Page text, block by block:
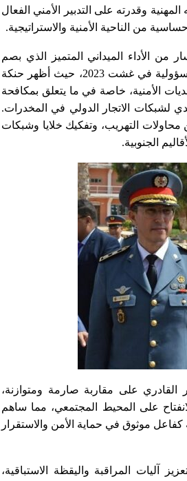
وقدرته على التدبير الأمني الفعال
من الناحية الأمنية والاستراتيجية.
من الأداء الميداني المتميز الذي بصم
عليه القادري منذ توليه المسؤولية في غشت 2023، حيث أظهر حنكة
الأمنية، خاصة في ما يتعلق بمكافحة
لشبكات الاتجار الدولي في المخدرات.
التهريب، وتفكيك خلايا وشبكات
الجنوبية.
القادري على مقاربة صارمة ومتوازنة،
على المحيط المجتمعي، مما ساهم
موثوق في حماية الأمن والاستقرار
آليات المراقبة واليقظة الاستباقية،